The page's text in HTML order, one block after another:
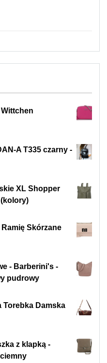
A T335 czarny -
XL Shopper
Skórzane
- Barberini's -
pudrowy
Torebka Damska
z klapką -